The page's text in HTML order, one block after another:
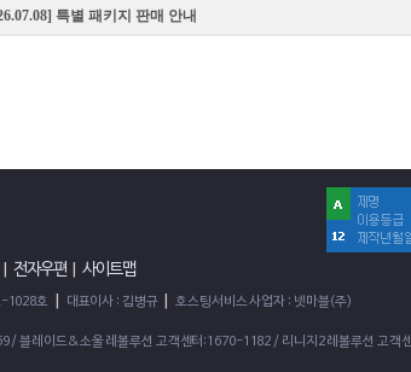
특별 패키지 판매 안내
전자우편 사이트맵
-1028호 대표이사 : 김병규
호스팅서비스 사업자 : 넷마블(주)
블레이드&소울 레볼루션 고객센터:1670-1182 / 리니지2 레볼루션 고객